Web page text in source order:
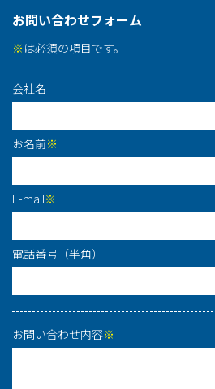
お問い合わせフォーム
※ は必須の項目です。
会社名
お名前※
E-mail※
電話番号（半角）
お問い合わせ内容※